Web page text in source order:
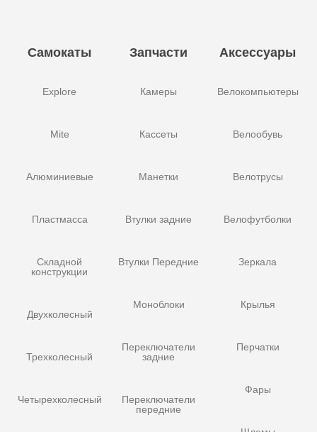
Самокаты
Explore
Mite
Алюминиевые
Пластмасса
Складной
конструкции
Двухколесный
Трехколесный
Четырехколесный
Запчасти
Камеры
Кассеты
Манетки
Втулки задние
Втулки Передние
Моноблоки
Переключатели
задние
Переключатели
передние
Аксессуары
Велокомпьютеры
Велообувь
Велотрусы
Велофутболки
Зеркала
Крылья
Перчатки
Фары